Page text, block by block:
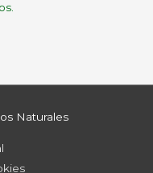
Naturales